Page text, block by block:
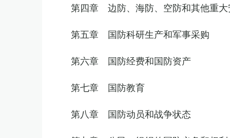
第四章 边防、海防、空防和其他重大
第五章 国防科研生产和军事采购
第六章 国防经费和国防资产
第七章 国防教育
第八章 国防动员和战争状态